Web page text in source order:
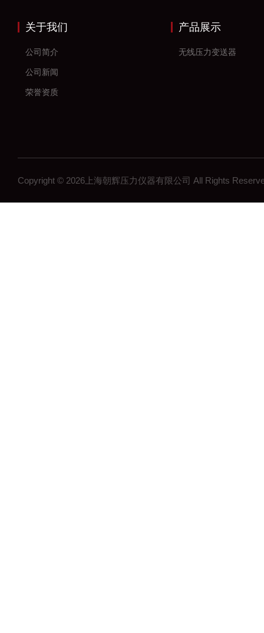
关于我们
公司简介
公司新闻
荣誉资质
产品展示
无线压力变送器
Copyright © 2026上海朝辉压力仪器有限公司 All Rights